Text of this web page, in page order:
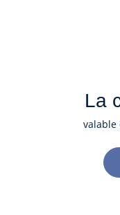
La
valable